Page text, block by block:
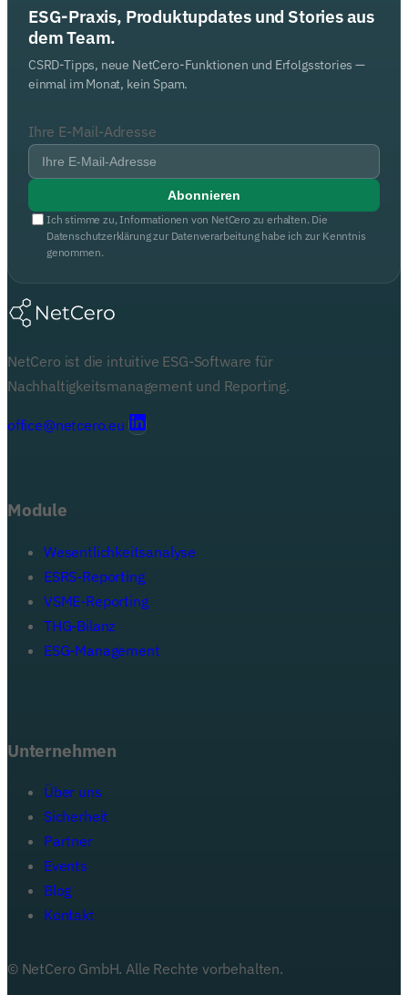
ESG-Praxis, Produktupdates und Stories aus
dem Team.
CSRD-Tipps, neue NetCero-Funktionen und Erfolgsstories —
einmal im Monat, kein Spam.
Ihre E-Mail-Adresse
Abonnieren
Ich stimme zu, Informationen von NetCero zu erhalten. Die
Datenschutzerklärung zur Datenverarbeitung habe ich zur Kenntnis
genommen.
NetCero ist die intuitive ESG-Software für
Nachhaltigkeitsmanagement und Reporting.
office@netcero.eu
Module
Wesentlichkeitsanalyse
ESRS-Reporting
VSME-Reporting
THG-Bilanz
ESG-Management
Unternehmen
Über uns
Sicherheit
Partner
Events
Blog
Kontakt
© NetCero GmbH. Alle Rechte vorbehalten.